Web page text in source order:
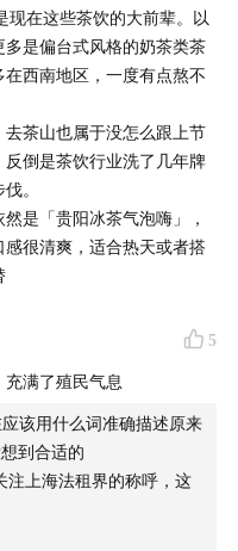
疯投圈」服务号。
现在这些茶饮的大前辈。以
是偏台式风格的奶茶类茶
西南地区，一度有点熬不
茶山也属于没怎么跟上节
倒是茶饮行业洗了几年牌
。
是「贵阳冰茶气泡嗨」，
很清爽，适合热天或者搭
5
满了殖民气息
该用什么词准确描述原来
到合适的
注上海法租界的称呼，这